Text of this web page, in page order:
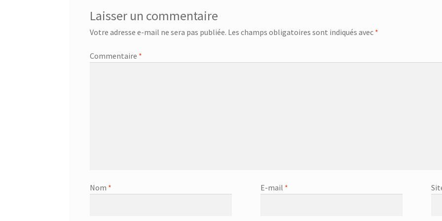
Laisser un commentaire
Votre adresse e-mail ne sera pas publiée. Les champs obligatoires sont indiqués avec *
Commentaire *
Nom * E-mail *